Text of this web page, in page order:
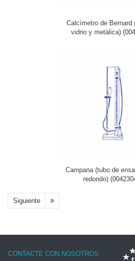
Calcímetro de Bernard
vidrio y metálica)
Campana (tubo de
redondo)
Siguiente
CONTACTE CON NOSOTROS